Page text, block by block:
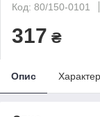
Код: 80/150-0101
317 ₴
Опис